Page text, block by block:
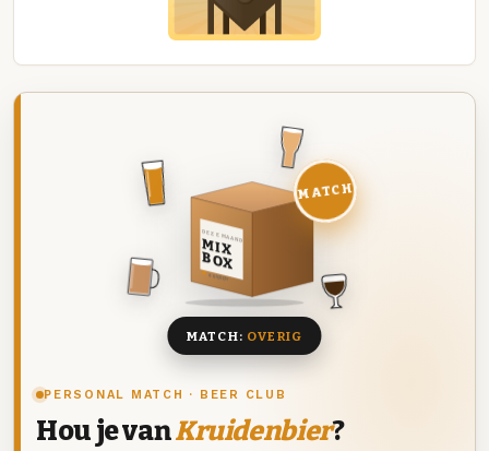
PERSONAL MATCH · BEER CLUB
Hou je vanKruidenbier?
DEZE MAAND
MIX
BOX
8 BIEREN
MATCH
MATCH: OVERIG